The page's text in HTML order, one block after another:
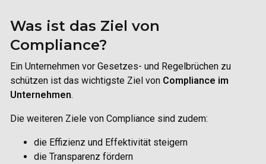
Was ist das Ziel von
Compliance?
Ein Unternehmen vor Gesetzes- und Regelbrüchen zu
schützen ist das wichtigste Ziel von Compliance im
Unternehmen.
Die weiteren Ziele von Compliance sind zudem:
die Effizienz und Effektivität steigern
die Transparenz fördern